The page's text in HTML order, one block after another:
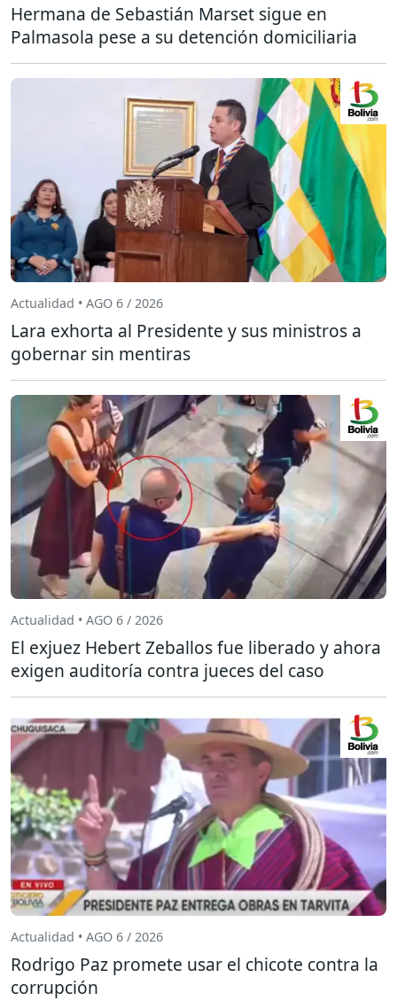
Hermana de Sebastián Marset sigue en
Palmasola pese a su detención domiciliaria
Actualidad • AGO 6 / 2026
Lara exhorta al Presidente y sus ministros a
gobernar sin mentiras
Actualidad • AGO 6 / 2026
El exjuez Hebert Zeballos fue liberado y ahora
exigen auditoría contra jueces del caso
Actualidad • AGO 6 / 2026
Rodrigo Paz promete usar el chicote contra la
corrupción